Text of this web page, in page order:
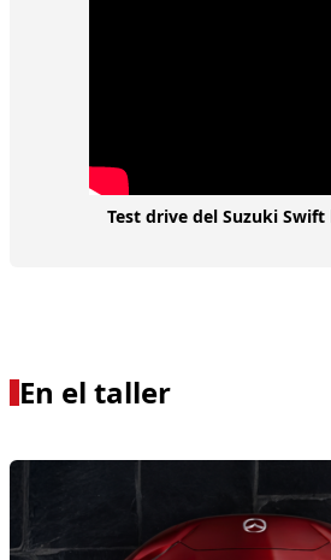
Test drive del Suzuki
En el taller